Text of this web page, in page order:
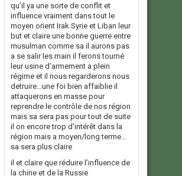
qu’il ya une sorte de conflit et
influence vraiment dans tout le
moyen orient Irak Syrie et Liban leur
but et claire une bonne guerre entre
musulman comme sa il aurons pas
a se salir les main il ferons tourné
leur usine d’armement a plein
régime et il nous regarderons nous
detruire…une foi bien affaiblie il
attaquerons en masse pour
reprendre le contrôle de nos région
mais sa sera pas pour tout de suite
il on encore trop d’intérêt dans la
région mais a moyen/long terme…
sa sera plus claire
il et claire que réduire l’influence de
la chine et de la Russie